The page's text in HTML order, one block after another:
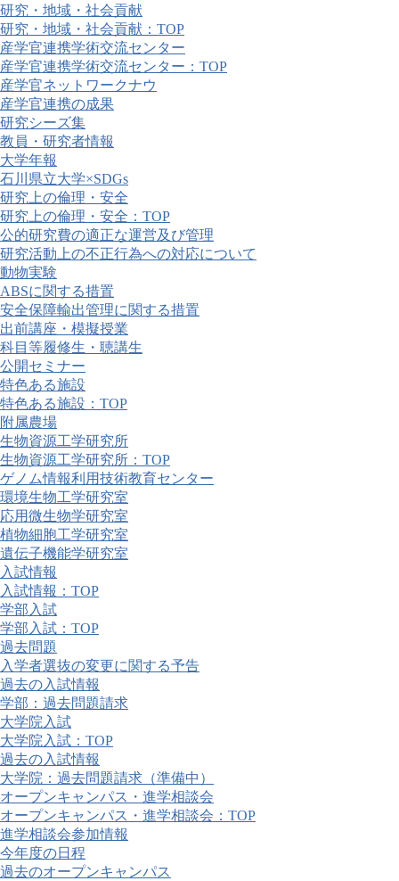
研究・地域・社会貢献
研究・地域・社会貢献：TOP
産学官連携学術交流センター
産学官連携学術交流センター：TOP
産学官ネットワークナウ
産学官連携の成果
研究シーズ集
教員・研究者情報
大学年報
石川県立大学×SDGs
研究上の倫理・安全
研究上の倫理・安全：TOP
公的研究費の適正な運営及び管理
研究活動上の不正行為への対応について
動物実験
ABSに関する措置
安全保障輸出管理に関する措置
出前講座・模擬授業
科目等履修生・聴講生
公開セミナー
特色ある施設
特色ある施設：TOP
附属農場
生物資源工学研究所
生物資源工学研究所：TOP
ゲノム情報利用技術教育センター
環境生物工学研究室
応用微生物学研究室
植物細胞工学研究室
遺伝子機能学研究室
入試情報
入試情報：TOP
学部入試
学部入試：TOP
過去問題
入学者選抜の変更に関する予告
過去の入試情報
学部：過去問題請求
大学院入試
大学院入試：TOP
過去の入試情報
大学院：過去問題請求（準備中）
オープンキャンパス・進学相談会
オープンキャンパス・進学相談会：TOP
進学相談会参加情報
今年度の日程
過去のオープンキャンパス